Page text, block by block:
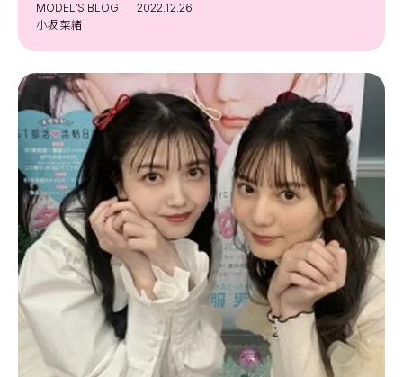
MODEL’S BLOG
2022.12.26
小坂 菜緒